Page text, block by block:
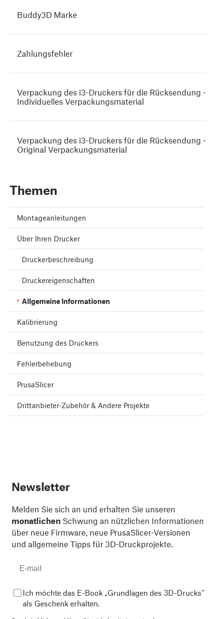
Buddy3D Marke
Zahlungsfehler
Verpackung des i3-Druckers für die Rücksendung -
Individuelles Verpackungsmaterial
Verpackung des i3-Druckers für die Rücksendung -
Original Verpackungsmaterial
Themen
Montageanleitungen
Über Ihren Drucker
Druckerbeschreibung
Druckereigenschaften
Allgemeine Informationen
Kalibrierung
Benutzung des Druckers
Fehlerbehebung
PrusaSlicer
Drittanbieter-Zubehör & Andere Projekte
Newsletter
Melden Sie sich an und erhalten Sie unseren
monatlichen Schwung an nützlichen Informationen
über neue Firmware, neue PrusaSlicer-Versionen
und allgemeine Tipps für 3D-Druckprojekte.
Ich möchte das E-Book „Grundlagen des 3D-Drucks“
als Geschenk erhalten.